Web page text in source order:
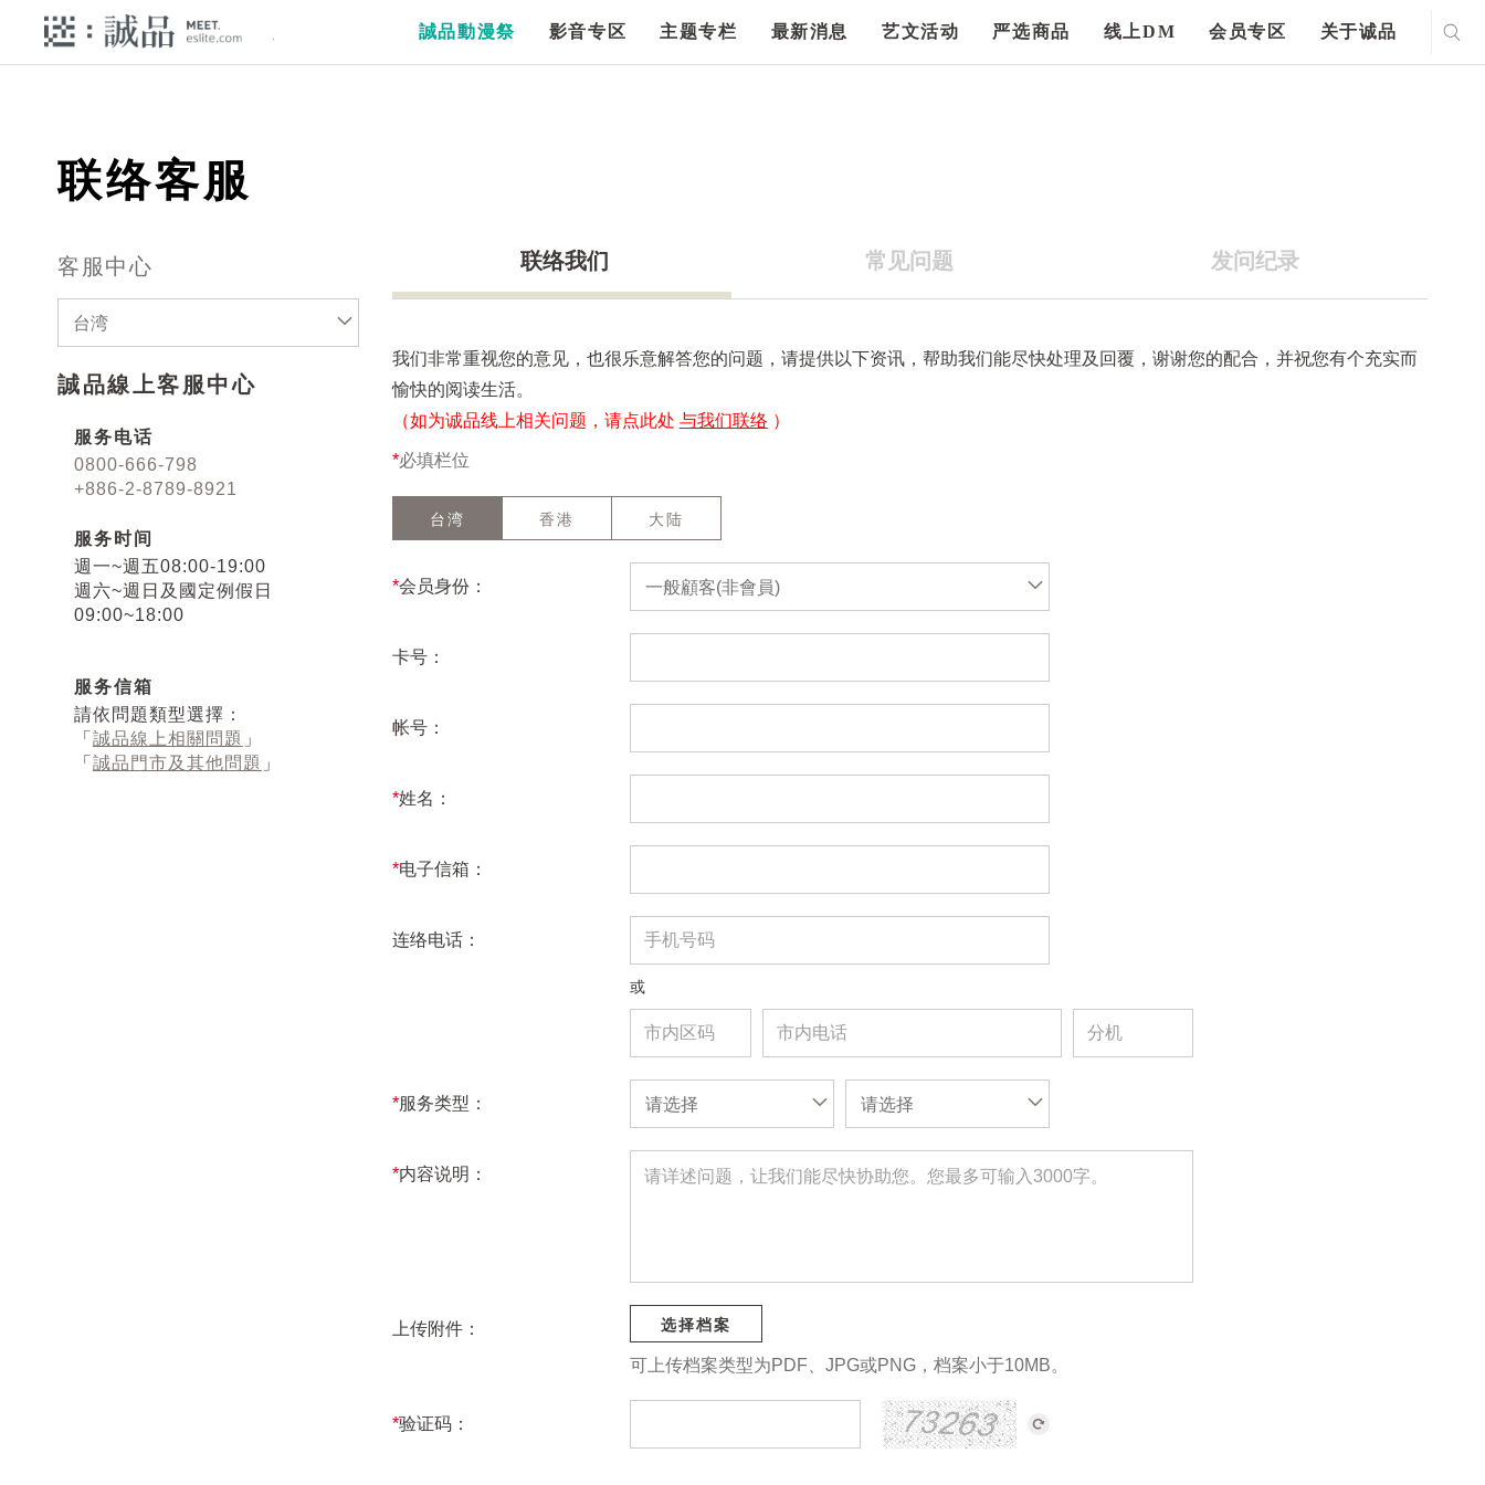
誠品動漫祭 影音专区 主题专栏 最新消息 艺文活动 严选商品 线上DM 会员专区 关于诚品
联络客服
客服中心
台湾
誠品線上客服中心
服务电话
0800-666-798
+886-2-8789-8921
服务时间
週一~週五08:00-19:00
週六~週日及國定例假日
09:00~18:00
服务信箱
請依問題類型選擇：
「 誠品線上相關問題 」
「 誠品門市及其他問題 」
联络我们 常见问题 发问纪录
我们非常重视您的意见，也很乐意解答您的问题，请提供以下资讯，帮助我们能尽快处理及回覆，谢谢您的配合，并祝您有个充实而
愉快的阅读生活。
（如为诚品线上相关问题，请点此处 与我们联络 ）
*必填栏位
台湾 香港 大陆
*会员身份： 一般顧客(非會員)
卡号：
帐号：
*姓名：
*电子信箱：
连络电话：
或
*服务类型： 请选择 请选择
*内容说明：
上传附件： 选择档案
可上传档案类型为PDF、JPG或PNG，档案小于10MB。
*验证码：